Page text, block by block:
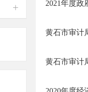
2021年度政
黄石市审计
黄石市审计